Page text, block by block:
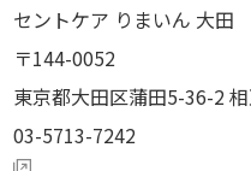
セントケア りまいん 大田
144-0052
東京都大田区蒲田5-36-2
03-5713-7242